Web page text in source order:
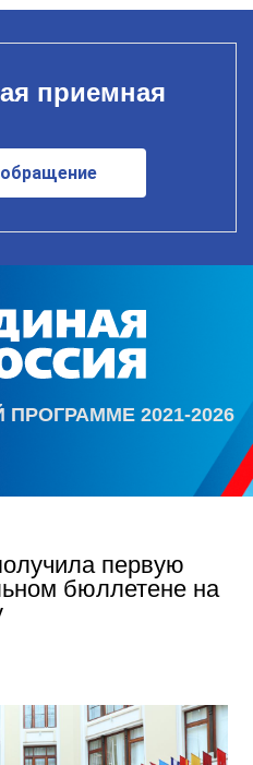
приемная
2021-2026
первую
бюллетене на